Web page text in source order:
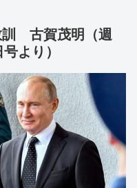
訓 古賀茂明（週
より）